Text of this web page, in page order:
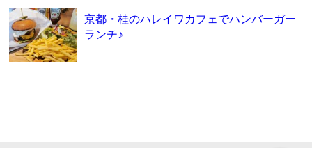
京都・桂のハレイワカフェでハンバーガー
ランチ♪